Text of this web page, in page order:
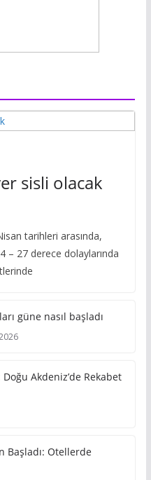
sisli olacak
tarihleri arasında,
– 27 derece dolaylarında
güne nasıl başladı
Akdeniz’de Rekabet
Başladı: Otellerde